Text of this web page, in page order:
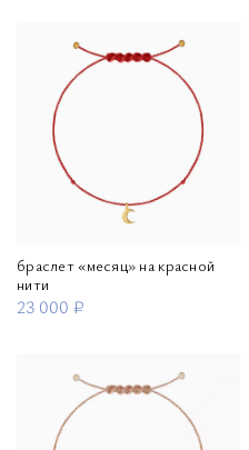
браслет «месяц» на красной
нити
23 000 ₽